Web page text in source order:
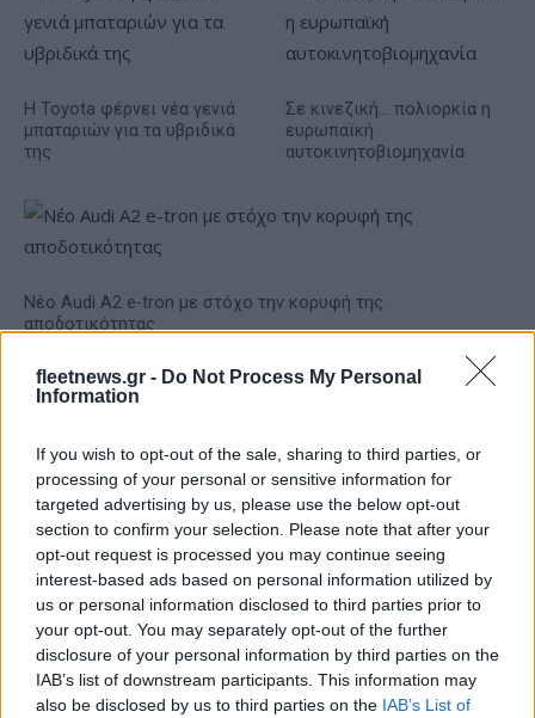
fleetnews.gr - Do Not Process My Personal
Information
If you wish to opt-out of the sale, sharing to third parties, or
processing of your personal or sensitive information for
targeted advertising by us, please use the below opt-out
section to confirm your selection. Please note that after your
opt-out request is processed you may continue seeing
interest-based ads based on personal information utilized by
us or personal information disclosed to third parties prior to
your opt-out. You may separately opt-out of the further
disclosure of your personal information by third parties on the
IAB’s list of downstream participants. This information may
also be disclosed by us to third parties on the IAB’s List of
Η Toyota φέρνει νέα γενιά
μπαταριών για τα υβριδικά
της
Σε κινεζική… πολιορκία η
ευρωπαϊκή
αυτοκινητοβιομηχανία
Νέο Audi A2 e-tron με στόχο την κορυφή της
αποδοτικότητας
Εθνική Παίδων: Απώλεσε
προβάδισμα 13 πόντων και
έχασε 84-89 από το Ισραήλ
Ο Γιάννης Αγραβάνης στον
Βίκο Ιωαννίνων